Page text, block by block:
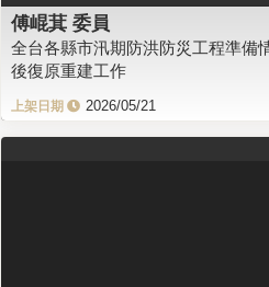
傅崐萁 委員
全台各縣市汛期防洪防災工程準備
後復原重建工作
2026/05/21